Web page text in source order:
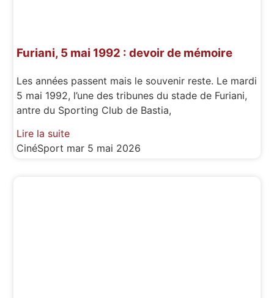
Furiani, 5 mai 1992 : devoir de mémoire
Les années passent mais le souvenir reste. Le mardi
5 mai 1992, l’une des tribunes du stade de Furiani,
antre du Sporting Club de Bastia,
Lire la suite
CinéSport mar 5 mai 2026